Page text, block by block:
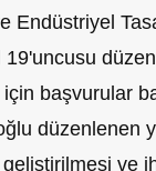
Endüstriyel
için başvurular
düzenlenen
ve